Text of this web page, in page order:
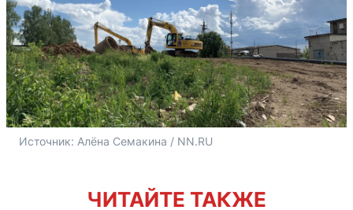
Источник: Алёна Семакина / NN.RU
ЧИТАЙТЕ ТАКЖЕ